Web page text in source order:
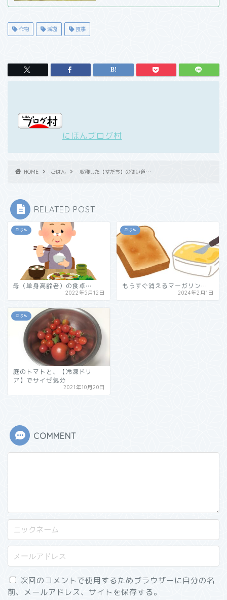
作物 減塩 食事
にほんブログ村
HOME ごはん 収穫した【すだち】の使い道…
RELATED POST
ごはん
母（単身高齢者）の食卓…
2022年5月12日
ごはん
もうすぐ消えるマーガリン…
2024年2月1日
ごはん
庭のトマトと、【冷凍ドリ
ア】でサイゼ気分
2021年10月20日
COMMENT
次回のコメントで使用するためブラウザーに自分の名
前、メールアドレス、サイトを保存する。